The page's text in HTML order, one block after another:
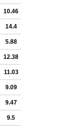
10.46
14.4
5.88
12.38
11.03
9.09
9.47
9.5